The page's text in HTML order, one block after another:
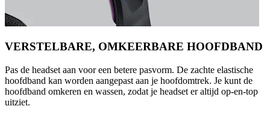
VERSTELBARE, OMKEERBARE HOOFDBAND
Pas de headset aan voor een betere pasvorm. De zachte elastische
hoofdband kan worden aangepast aan je hoofdomtrek. Je kunt de
hoofdband omkeren en wassen, zodat je headset er altijd op-en-top
uitziet.